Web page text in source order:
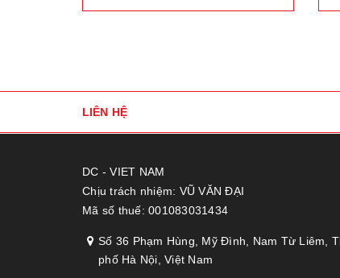
LIÊN HỆ
DC - VIET NAM
Chịu trách nhiệm: VŨ VĂN ĐẠI
Mã số thuế: 001083031434
Số 36 Phạm Hùng, Mỹ Đình, Nam Từ Liêm,
phố Hà Nội, Việt Nam